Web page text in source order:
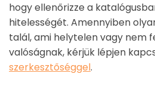
hogy ellenőrizze a
hitelességét. Amennyiben
talál, ami helytelen vagy nem
valóságnak, kérjük lépjen
szerkesztőséggel.